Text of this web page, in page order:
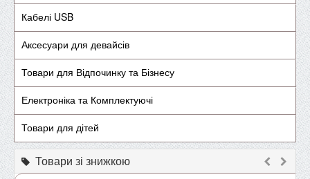
Кабелі USB
Аксесуари для девайсів
Товари для Відпочинку та Бізнесу
Електроніка та Комплектуючі
Товари для дітей
Товари зі знижкою